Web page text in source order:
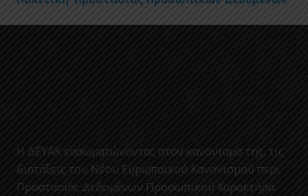
Η ΔΕΥΑΚ ενσωματώνοντας στον κανονισμο της, τις
διατάξεις του Νέου Ευρωπαϊκού Κανονισμού περί
Προστασίας Δεδομένων Προσωπικού Χαρακτήρα